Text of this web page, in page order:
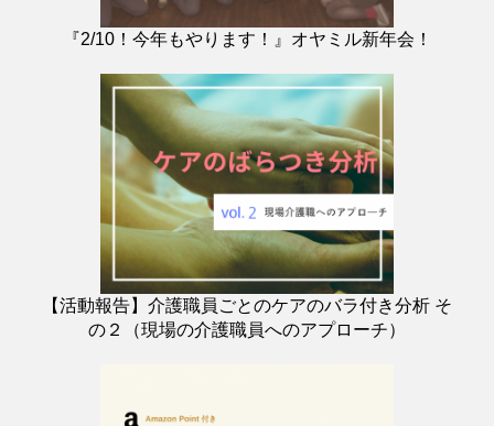
『2/10！今年もやります！』オヤミル新年会！
【活動報告】介護職員ごとのケアのバラ付き分析 そ
の２（現場の介護職員へのアプローチ）